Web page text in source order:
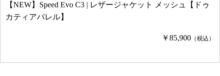
【NEW】Speed Evo C3 | レザージャケット メッシュ【ドゥ
カティアパレル】
￥85,900 （税込）